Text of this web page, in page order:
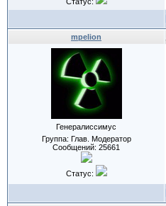
mpelion
Генералиссимус
Группа: Глав. Модератор
Сообщений: 25661
Статус: